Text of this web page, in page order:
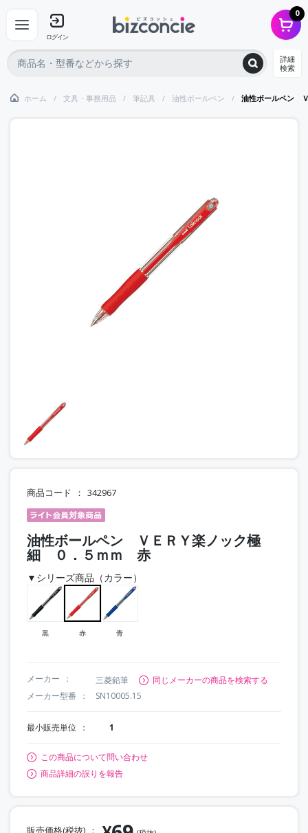
ログイン
0
詳細
検索
ホーム 文具・事務用品 筆記具 油性ボールペン 油性ボールペン
商品コード 342967
油性ボールペン ＶＥＲＹ楽ノック極
細 ０．５ｍｍ 赤
▼シリーズ商品（カラー）
黒 赤 青
メーカー 三菱鉛筆
同じメーカーの商品を検索する
メーカー型番
SN10005.15
最小販売単位 1
この商品について問い合わせ
商品詳細の誤りを報告
販売価格(税抜)